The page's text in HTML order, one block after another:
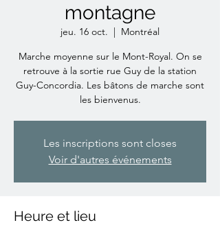
montagne
jeu. 16 oct.
  |
Montréal
Marche moyenne sur le Mont-Royal. On se
retrouve à la sortie rue Guy de la station
Guy-Concordia. Les bâtons de marche sont
les bienvenus.
Les inscriptions sont closes
Voir d'autres événements
Heure et lieu